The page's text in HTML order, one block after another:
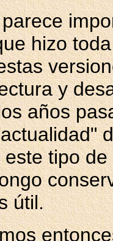
hizo
y
años
tipo
útil.